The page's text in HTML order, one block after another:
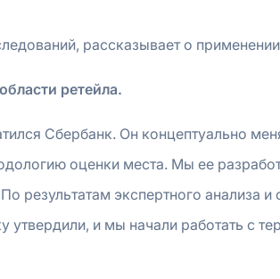
рассказывает о
ретейла.
Сбербанк. Он концептуально
оценки места. Мы ее
экспертного анализа и
и мы начали работать с